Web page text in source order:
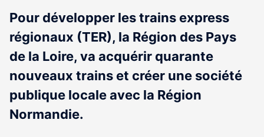
Pour développer les trains express
régionaux (TER), la Région des Pays
de la Loire, va acquérir quarante
nouveaux trains et créer une société
publique locale avec la Région
Normandie.